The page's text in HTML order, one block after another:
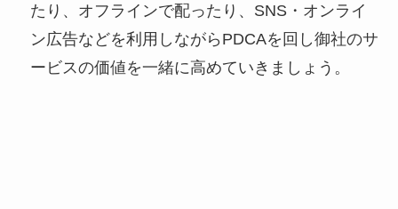
たり、オフラインで配ったり、SNS・オンライ
ン広告などを利用しながらPDCAを回し御社のサ
ービスの価値を一緒に高めていきましょう。